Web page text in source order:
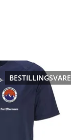
BESTILLINGSVARE